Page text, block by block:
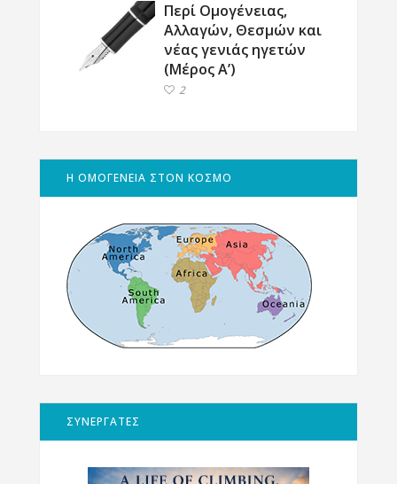
Περί Ομογένειας,
Αλλαγών, Θεσμών και
νέας γενιάς ηγετών
(Μέρος Α’)
2
Η ΟΜΟΓΕΝΕΙΑ ΣΤΟΝ ΚΟΣΜΟ
ΣΥΝΕΡΓΑΤΕΣ